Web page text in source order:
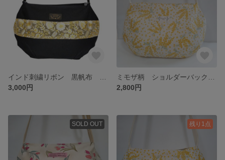
3,000円
2,800円
SOLD OUT 残り1点